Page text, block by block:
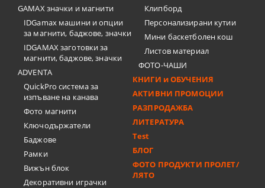
GAMAX значки и магнити
IDGamax машини и опции
за магнити, баджове, значки
IDGAMAX заготовки за
магнити, баджове, значки
ADVENTA
QuickPro система за
изпъване на канава
Фото магнити
Ключодържатели
Баджове
Рамки
Вижън блок
Декоративни играчки
Клипборд
Персонализирани кутии
Мини баскетболен кош
Листов материал
ФОТО-ЧАШИ
КНИГИ и ОБУЧЕНИЯ
АКТИВНИ ПРОМОЦИИ
РАЗПРОДАЖБА
ЛИТЕРАТУРА
Test
БЛОГ
ФОТО ПРОДУКТИ ПРОЛЕТ/
ЛЯТО